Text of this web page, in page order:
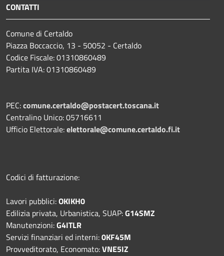
CONTATTI
Comune di Certaldo
Piazza Boccaccio, 13 - 50052 - Certaldo
Codice Fiscale: 01310860489
Partita IVA: 01310860489
PEC:comune.certaldo@postacert.toscana.it
Centralino Unico: 05716611
Ufficio Elettorale:elettorale@comune.certaldo.fi.it
Codici di fatturazione:
Lavori pubblici:OKIKH0
Edilizia privata, Urbanistica, SUAP:G14SMZ
Manutenzioni:G4ITLR
Servizi finanziari ed interni:0KF45M
Provveditorato, Economato:VNE5IZ